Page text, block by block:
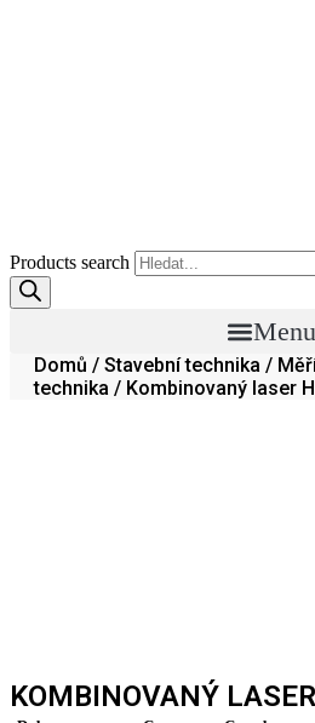
Products search
Menu
Domů / Stavební technika /
technika / Kombinovaný laser
KOMBINOVANÝ